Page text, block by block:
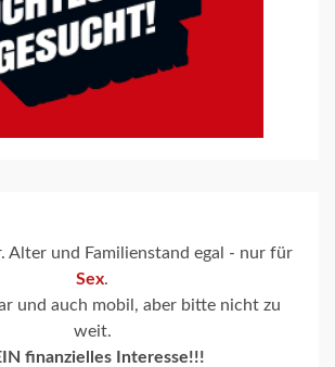
Alter und Familienstand egal - nur für
Sex.
und auch mobil, aber bitte nicht zu
weit.
finanzielles Interesse!!!